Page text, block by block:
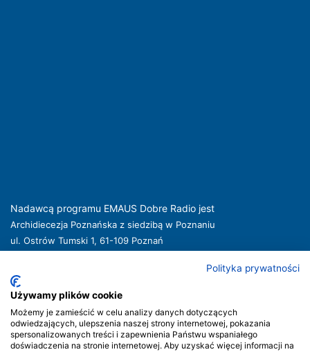
Nadawcą programu EMAUS Dobre Radio jest
Archidiecezja Poznańska z siedzibą w Poznaniu
ul. Ostrów Tumski 1, 61-109 Poznań
Nadawca oferuje usługi medialne obejmujące rozpowszechnianie programu
radiowego pod nazwą EMAUS Dobre Radio oraz prowadzenie portalu
internetową Nadawcy.
Nadawca podlega jurysdykcji polskiej. Organem właściwym w sprawach
Polityka prywatności
Używamy plików cookie
Możemy je zamieścić w celu analizy danych dotyczących
odwiedzających, ulepszenia naszej strony internetowej, pokazania
spersonalizowanych treści i zapewnienia Państwu wspaniałego
doświadczenia na stronie internetowej. Aby uzyskać więcej informacji na